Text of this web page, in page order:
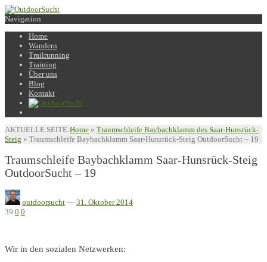
Navigation
Home
Wandern
Trailrunning
Training
Über uns
Blog
Kontakt
AKTUELLE SEITE:Home » Traumschleife Baybachklamm des Saar-Hunsrück-
Steig » Traumschleife Baybachklamm Saar-Hunsrück-Steig OutdoorSucht – 19
Traumschleife Baybachklamm Saar-Hunsrück-Steig
OutdoorSucht – 19
outdoorsucht — 31. Oktober 2014
39 0 0
Wir in den sozialen Netzwerken: